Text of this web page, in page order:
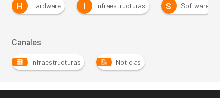
H
Hardware I infraestructuras S Software
Canales
Infraestructuras Noticias